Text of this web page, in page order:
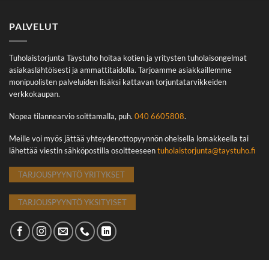
PALVELUT
Tuholaistorjunta Täystuho hoitaa kotien ja yritysten tuholaisongelmat
asiakaslähtöisesti ja ammattitaidolla. Tarjoamme asiakkaillemme
monipuolisten palveluiden lisäksi kattavan torjuntatarvikkeiden
verkkokaupan.
Nopea tilannearvio soittamalla, puh. 040 6605808.
Meille voi myös jättää yhteydenottopyynnön oheisella lomakkeella tai
lähettää viestin sähköpostilla osoitteeseentuholaistorjunta@taystuho.fi
TARJOUSPYYNTÖ YRITYKSET
TARJOUSPYYNTÖ YKSITYISET